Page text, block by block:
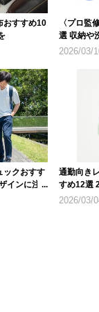
おすすめ10
〈プロ監
選 収納や
2026/03/
ックおすす
インに注
通勤向き
すめ12選
2026/03/